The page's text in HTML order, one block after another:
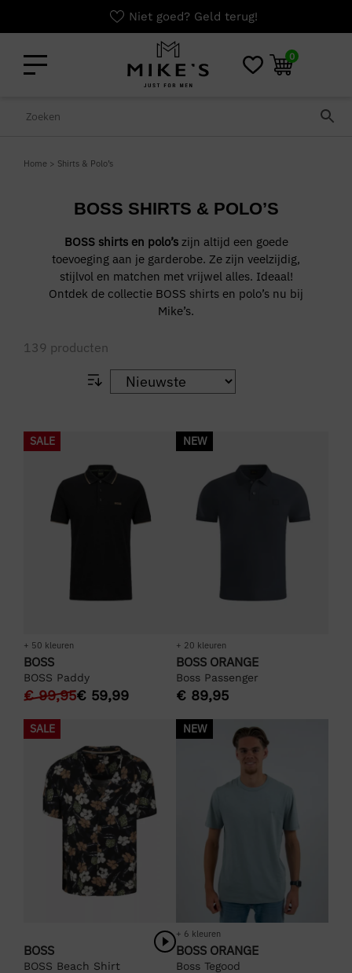
Niet goed? Geld terug!
0
Home > Shirts & Polo’s
BOSS SHIRTS & POLO’S
BOSS shirts en polo’szijn altijd een goede
toevoeging aan je garderobe. Ze zijn veelzijdig,
stijlvol en matchen met vrijwel alles. Ideaal!
Ontdek de collectie BOSS shirts en polo’s nu bij
Mike’s.
139 producten
SALE
+ 50 kleuren
BOSS
BOSS Paddy
€99,95€ 59,99
NEW
+ 20 kleuren
BOSS ORANGE
Boss Passenger
€ 89,95
SALE
BOSS
BOSS Beach Shirt
NEW
+ 6 kleuren
BOSS ORANGE
Boss Tegood